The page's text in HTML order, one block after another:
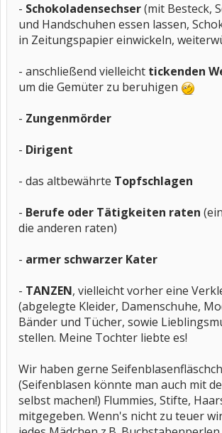
- Schokoladensechser(mit Besteck,
und Handschuhen essen lassen,
in Zeitungspapier einwickeln,
- anschließend vielleicht tickenden
um die Gemüter zu beruhigen
- Zungenmörder
- Dirigent
- das altbewährte Topfschlagen
- Berufe oder Tätigkeiten raten
die anderen raten)
- armer schwarzer Kater
- TANZEN, vielleicht vorher eine
(abgelegte Kleider, Damenschuhe,
Bänder und Tücher, sowie
stellen. Meine Tochter liebte es!
Wir haben gerne
(Seifenblasen könnte man auch mit
selbst machen!) Flummies, Stifte,
mitgegeben. Wenn's nicht zu teuer